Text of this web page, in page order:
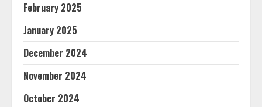
February 2025
January 2025
December 2024
November 2024
October 2024